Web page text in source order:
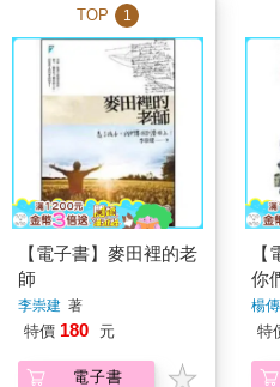
TOP 1
【電子書】麥田裡的老
師
李崇建 著
特價 180 元
電子書
你
楊
特